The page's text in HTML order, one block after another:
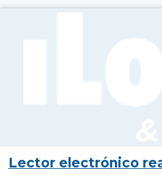
Lector electrónico